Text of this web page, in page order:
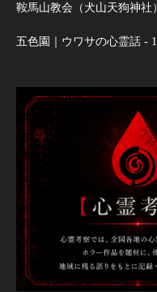
鞍馬山教会（犬山天狗神社
五色園｜ウワサの心霊話 -